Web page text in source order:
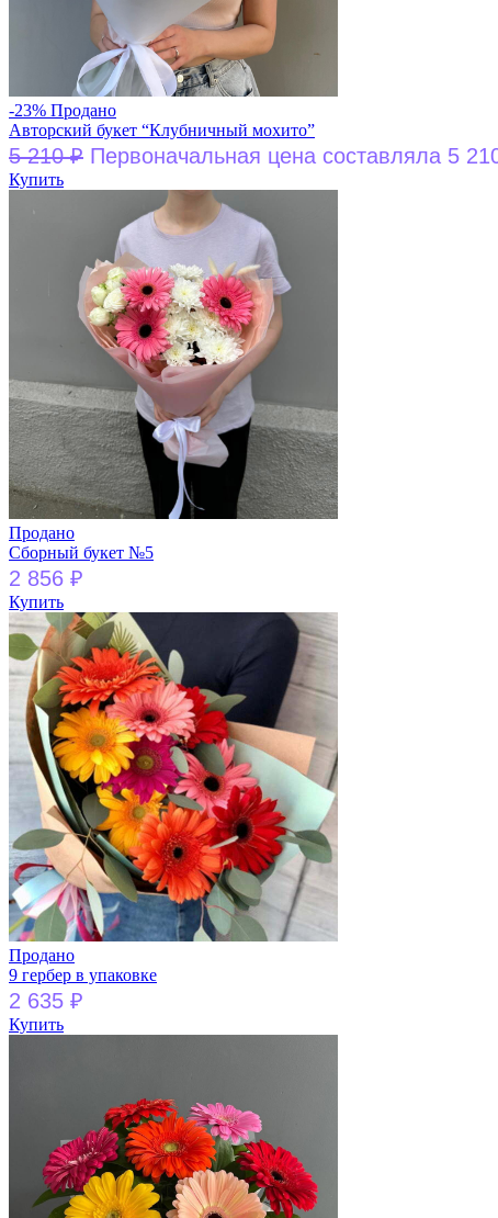
-23% Продано
Авторский букет “Клубничный мохито”
5 210₽ Первоначальная цена составляла 5
Купить
Продано
Сборный букет №5
2 856 ₽
Купить
Продано
9 гербер в упаковке
2 635 ₽
Купить